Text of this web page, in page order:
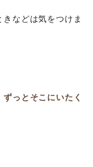
などは気をつけま
っとそこにいたく